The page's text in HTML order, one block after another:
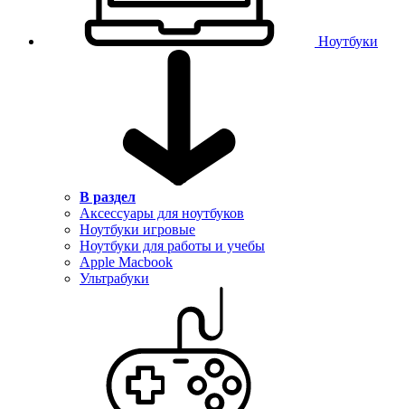
Ноутбуки
В раздел
Аксессуары для ноутбуков
Ноутбуки игровые
Ноутбуки для работы и учебы
Apple Macbook
Ультрабуки